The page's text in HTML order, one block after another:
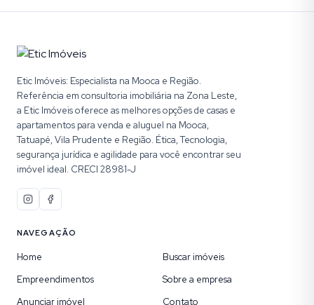
Etic Imóveis: Especialista na Mooca e Região.
Referência em consultoria imobiliária na Zona Leste,
a Etic Imóveis oferece as melhores opções de casas e
apartamentos para venda e aluguel na Mooca,
Tatuapé, Vila Prudente e Região. Ética, Tecnologia,
segurança jurídica e agilidade para você encontrar seu
imóvel ideal. CRECI 28981-J
NAVEGAÇÃO
Home
Buscar imóveis
Empreendimentos
Sobre a empresa
Anunciar imóvel
Contato